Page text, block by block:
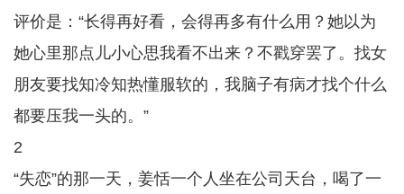
评价是：“长得再好看，会得再多有什么用？她以为
她心里那点儿小心思我看不出来？不戳穿罢了。找女
朋友要找知冷知热懂服软的，我脑子有病才找个什么
都要压我一头的。”
2
“失恋”的那一天，姜恬一个人坐在公司天台，喝了一